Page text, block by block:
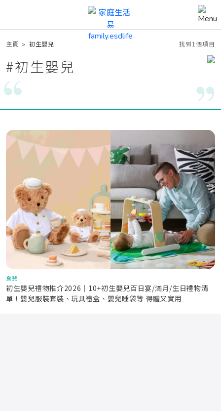
主頁 >初生嬰兒 找到1個項目
#初生嬰兒
育兒
初生嬰兒禮物推介2026｜10+初生嬰兒百日宴/滿月/生日禮物清
單！嬰兒服裝套裝、玩具禮盒、嬰兒睡袋等 得體又實用